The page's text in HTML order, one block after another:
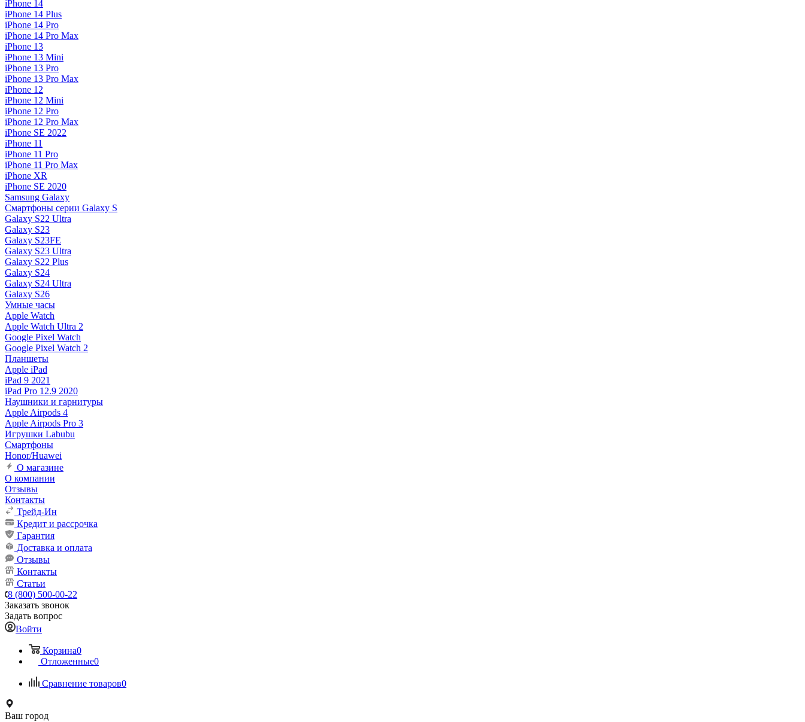
iPhone 14
iPhone 14 Plus
iPhone 14 Pro
iPhone 14 Pro Max
iPhone 13
iPhone 13 Mini
iPhone 13 Pro
iPhone 13 Pro Max
iPhone 12
iPhone 12 Mini
iPhone 12 Pro
iPhone 12 Pro Max
iPhone SE 2022
iPhone 11
iPhone 11 Pro
iPhone 11 Pro Max
iPhone XR
iPhone SE 2020
Samsung Galaxy
Смартфоны серии Galaxy S
Galaxy S22 Ultra
Galaxy S23
Galaxy S23FE
Galaxy S23 Ultra
Galaxy S22 Plus
Galaxy S24
Galaxy S24 Ultra
Galaxy S26
Умные часы
Apple Watch
Apple Watch Ultra 2
Google Pixel Watch
Google Pixel Watch 2
Планшеты
Apple iPad
iPad 9 2021
iPad Pro 12.9 2020
Наушники и гарнитуры
Apple Airpods 4
Apple Airpods Pro 3
Игрушки Labubu
Смартфоны
Honor/Huawei
О магазине
О компании
Отзывы
Контакты
Трейд-Ин
Кредит и рассрочка
Гарантия
Доставка и оплата
Отзывы
Контакты
Статьи
8 (800) 500-00-22
Заказать звонок
Задать вопрос
Войти
Корзина0
Отложенные0
Сравнение товаров0
Ваш город